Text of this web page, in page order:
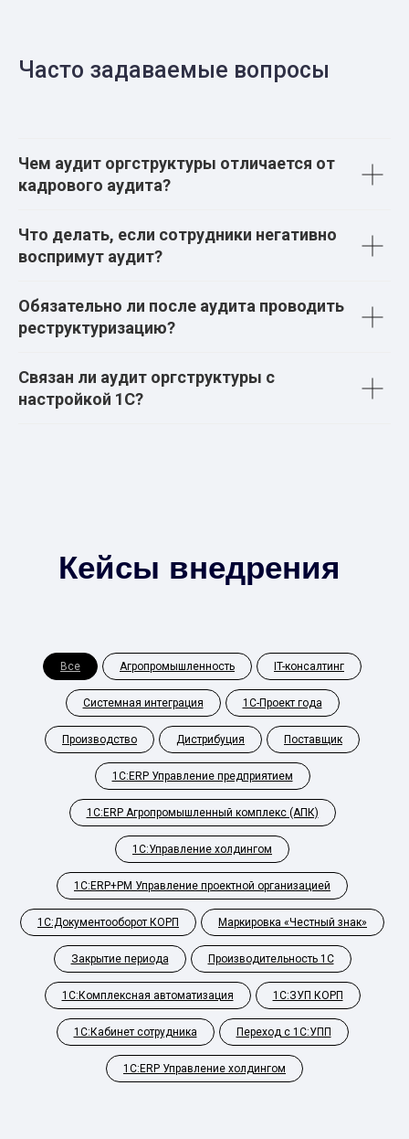
Часто задаваемые вопросы
Чем аудит оргструктуры отличается от
кадрового аудита?
Что делать, если сотрудники негативно
воспримут аудит?
Обязательно ли после аудита проводить
реструктуризацию?
Связан ли аудит оргструктуры с
настройкой 1С?
Кейсы внедрения
Все Агропромышленность IT-консалтинг
Системная интеграция 1С-Проект года
Производство Дистрибуция Поставщик
1С:ERP Управление предприятием
1С:ERP Агропромышленный комплекс (АПК)
1С:Управление холдингом
1С:ERP+PM Управление проектной организацией
1С:Документооборот КОРП Маркировка «Честный знак»
Закрытие периода Производительность 1С
1С:Комплексная автоматизация 1С:ЗУП КОРП
1С:Кабинет сотрудника Переход с 1С:УПП
1С:ERP Управление холдингом